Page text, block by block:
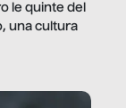
le quinte del
una cultura